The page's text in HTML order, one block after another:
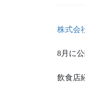
株式会
8月に
飲食店